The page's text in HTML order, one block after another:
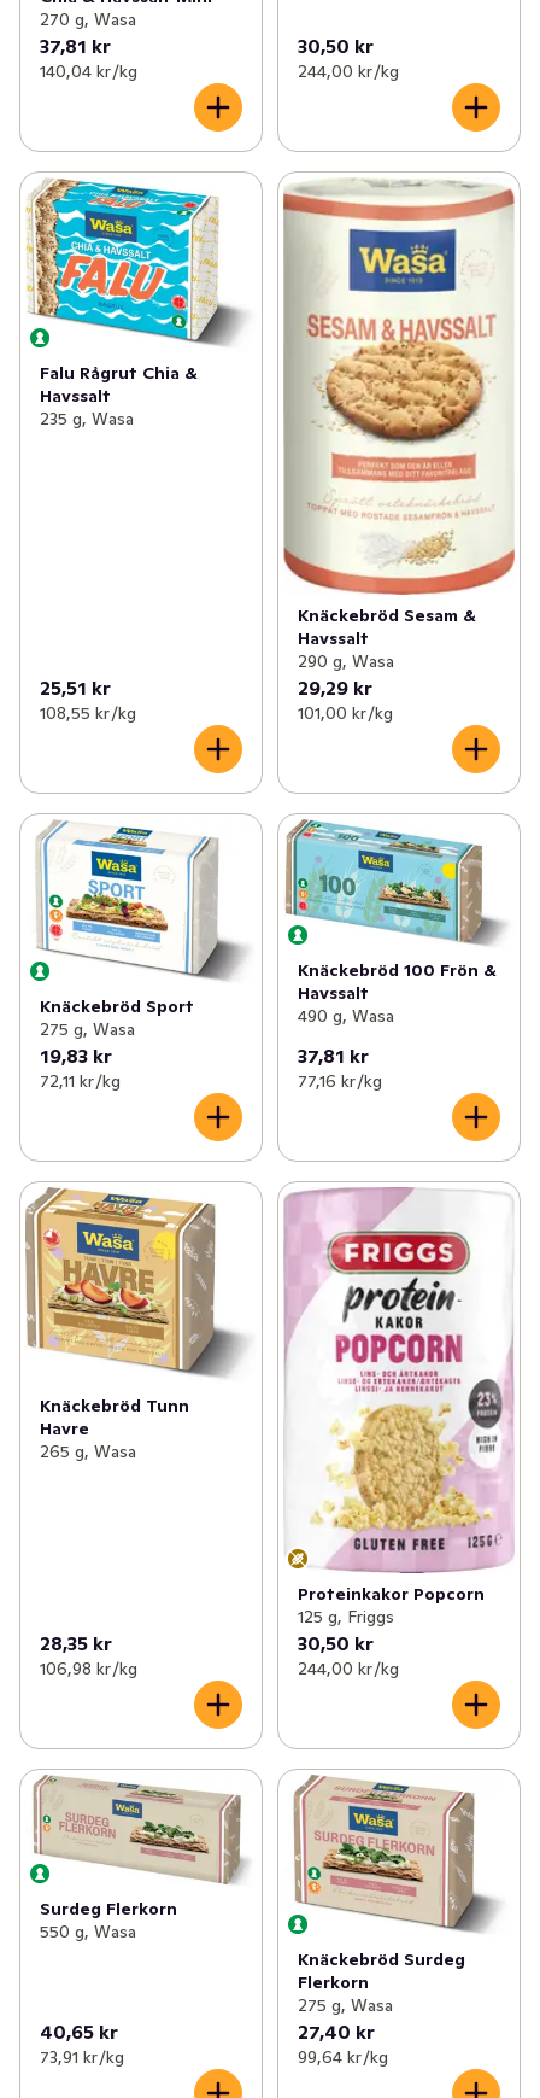
270 g, Wasa
37,81 kr
140,04 kr /kg
30,50 kr
244,00 kr /kg
Falu Rågrut Chia &
Havssalt
235 g, Wasa
25,51 kr
108,55 kr /kg
Knäckebröd Sesam &
Havssalt
290 g, Wasa
29,29 kr
101,00 kr /kg
Knäckebröd Sport
275 g, Wasa
19,83 kr
72,11 kr /kg
Knäckebröd 100 Frön &
Havssalt
490 g, Wasa
37,81 kr
77,16 kr /kg
Knäckebröd Tunn
Havre
265 g, Wasa
28,35 kr
106,98 kr /kg
Proteinkakor Popcorn
125 g, Friggs
30,50 kr
244,00 kr /kg
Surdeg Flerkorn
550 g, Wasa
40,65 kr
73,91 kr /kg
Knäckebröd Surdeg
Flerkorn
275 g, Wasa
27,40 kr
99,64 kr /kg